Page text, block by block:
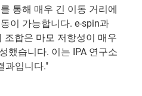
통해 매우 긴 이동 거리에
이 가능합니다. e-spin과
조합은 마모 저항성이 매우
했습니다. 이는 IPA 연구소
과입니다."